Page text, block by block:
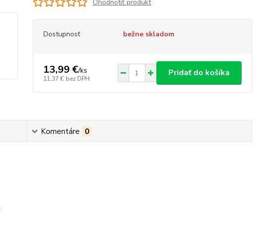
Ohodnotiť produkt
Dostupnosť bežne skladom
13,99 €/ks
11,37 € bez DPH
Pridať do košíka
Komentáre 0